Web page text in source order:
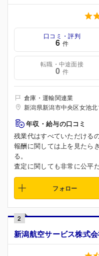
口コミ・評判
6 件
転職・中途面接
0 件
倉庫・運輸関連業
新潟県新潟市中央区女池
年収・給与の口コミ
残業代はすべていただける
報酬に関しては上を見たら
る。
査定に関しても非常に公平
フォロー
2
新潟航空サービス株式